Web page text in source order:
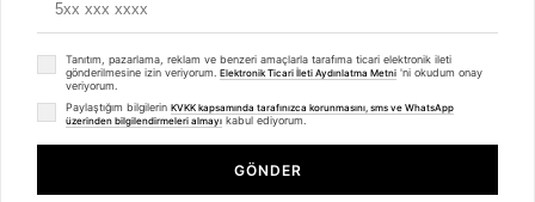
© 2008 - 2026merterelektronik.com
- Tüm Hakları Saklıdır. Kredi kartı bilgileriniz 256bit SSL sertifikası ile
Whatsapp
Tanıtım, pazarlama, reklam ve benzeri amaçlarla tarafıma ticari elektronik ileti
gönderilmesine izin veriyorum. Elektronik Ticari İleti Aydınlatma Metni 'ni okudum onay
veriyorum.
Paylaştığım bilgilerin KVKK kapsamında tarafınızca korunmasını, sms ve WhatsApp
üzerinden bilgilendirmeleri almayı kabul ediyorum.
GÖNDER